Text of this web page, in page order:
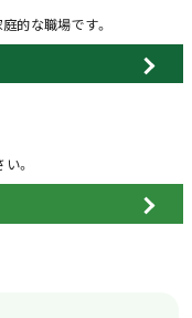
的な職場です。
。